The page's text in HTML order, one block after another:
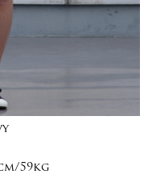
59kg